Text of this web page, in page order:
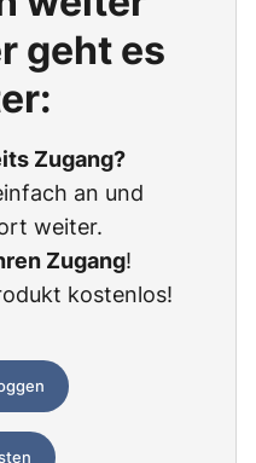
geht es
Zugang?
an und
weiter.
Zugang!
kostenlos!